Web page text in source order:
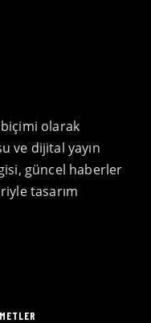
olarak
ve dijital yayın
güncel haberler
tasarım